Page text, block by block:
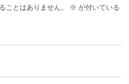
ことはありません。 ※ が付いている